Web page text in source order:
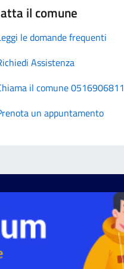
il comune
le domande frequenti
Assistenza
il comune 0516906811
un appuntamento